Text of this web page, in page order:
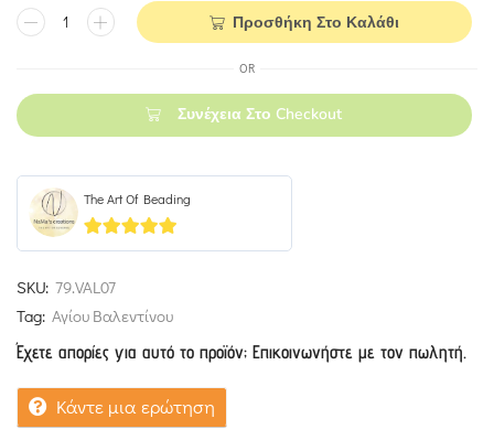
Προσθήκη Στο Καλάθι
OR
Συνέχεια Στο Checkout
The Art Of Beading
4.93out of 5
SKU: 79.VAL07
Tag: Αγίου Βαλεντίνου
Έχετε απορίες για αυτό το προϊόν; Επικοινωνήστε με τον πωλητή.
Κάντε μια ερώτηση